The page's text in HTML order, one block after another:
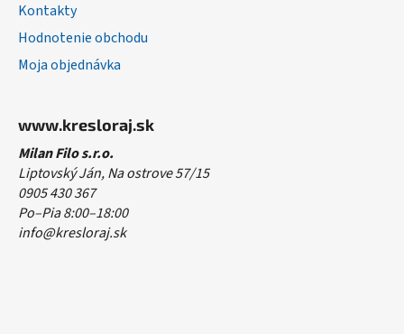
Kontakty
Hodnotenie obchodu
Moja objednávka
www.kresloraj.sk
Milan Filo s.r.o.
Liptovský Ján, Na ostrove 57/15
0905 430 367
Po–Pia 8:00–18:00
info@kresloraj.sk